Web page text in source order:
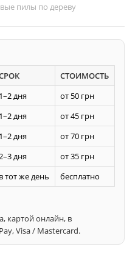
пилы по дереву
СТОИМОСТЬ
1–2 дня
от 50 грн
1–2 дня
от 45 грн
1–2 дня
от 70 грн
2–3 дня
от 35 грн
в тот же день бесплатно
картой онлайн, в
Visa / Mastercard.